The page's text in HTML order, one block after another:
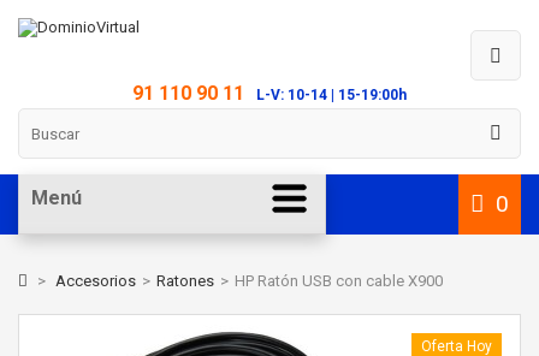
91 110 90 11 L-V: 10-14 | 15-19:00h
0
Menú
> Accesorios > Ratones > HP Ratón USB con cable X900
Oferta Hoy